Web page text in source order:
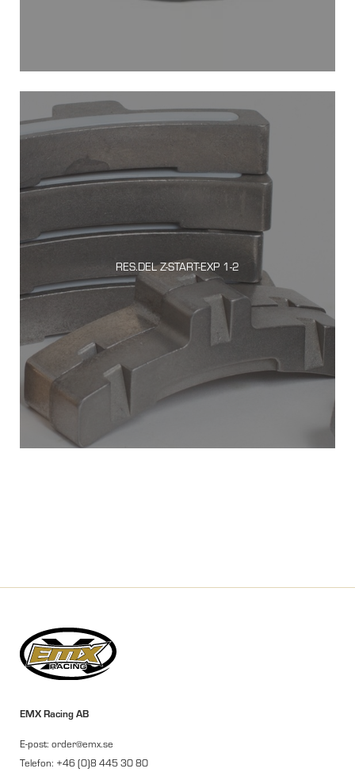
RES.DEL Z-START-EXP 1-2
EMX Racing AB
E-post: order@emx.se
Telefon: +46 (0)8 445 30 80